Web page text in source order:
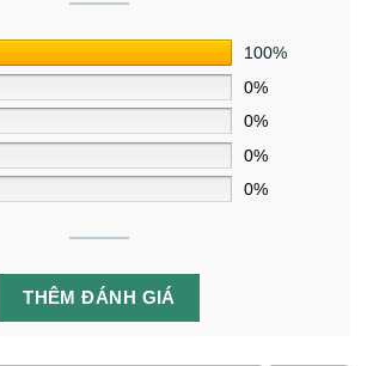
100%
0%
0%
0%
0%
THÊM ĐÁNH GIÁ